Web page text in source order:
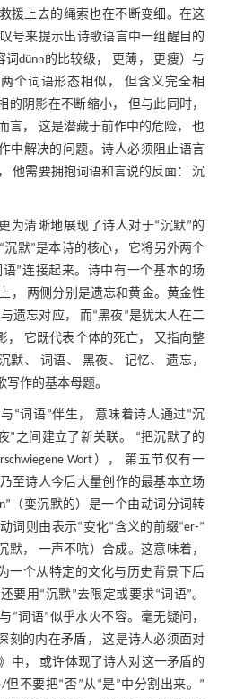
援上去的绳索也在不断变细。在这
号来提示出诗歌语言中一组醒目的
词dünn的比较级， 更薄， 更瘦）与
两个词语形态相似， 但含义完全相
的阴影在不断缩小， 但与此同时，
言， 这是潜藏于前作中的危险， 也
中解决的问题。诗人必须阻止语言
他需要拥抱词语和言说的反面： 沉
为清晰地展现了诗人对于“沉默”的
沉默”是本诗的核心， 它将另外两个
语”连接起来。诗中有一个基本的场
， 两侧分别是遗忘和黄金。黄金性
遗忘对应， 而“黑夜”是犹太人在二
， 它既代表个体的死亡， 又指向整
默、 词语、 黑夜、 记忆、 遗忘，
作的基本母题。
“词语”伴生， 意味着诗人通过“沉
”之间建立了新关联。 “把沉默了的
Wort）， 第五节仅有一
至诗人今后大量创作的最基本立场
（变沉默的）是一个由动词分词转
词则由表示“变化”含义的前缀“er⁃”
默， 一声不吭）合成。这意味着，
一个从特定的文化与历史背景下后
要用“沉默”去限定或要求“词语”。
“词语”似乎水火不容。毫无疑问，
刻的内在矛盾， 这是诗人必须面对
中， 或许体现了诗人对这一矛盾的
不要把“否”从“是”中分割出来。”